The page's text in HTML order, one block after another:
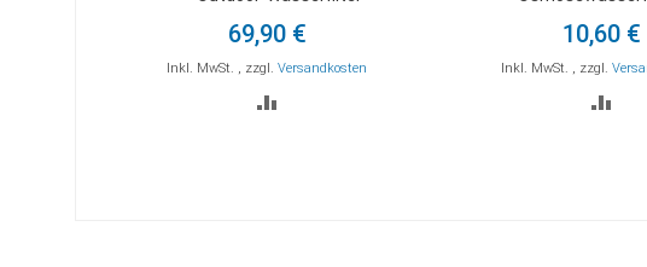
69,90 €
Inkl. MwSt. , zzgl.Versandkosten
10,60 €
Inkl. MwSt. , zzgl.